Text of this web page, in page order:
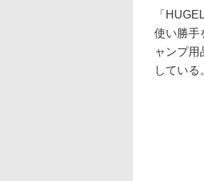
「
使い勝手
ャンプ用
している